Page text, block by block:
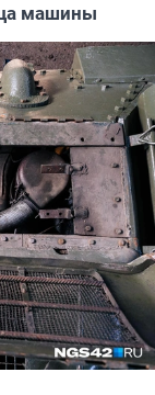
машины